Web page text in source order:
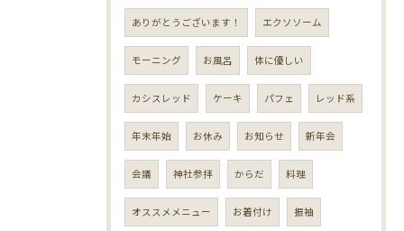
ありがとうございます！ エクソソーム
モーニング お風呂 体に優しい
カシスレッド ケーキ パフェ レッド系
年末年始 お休み お知らせ 新年会
会議 神社参拝 からだ 料理
オススメメニュー お着付け 振袖